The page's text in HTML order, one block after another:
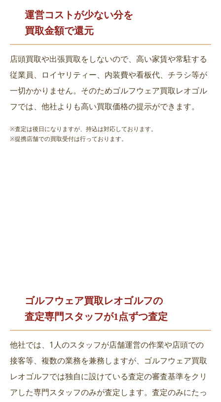
運営コストが少ない分を
買取金額で還元
店頭買取や出張買取をしないので、高い家賃や常駐する
従業員、ロイヤリティー、内装費や看板代、チラシ等が
一切かかりません。そのためゴルフウェア買取レオゴル
フでは、他社よりも高い買取価格の提示ができます。
※査定は後日になりますが、持込は対応しております。
※提携店舗での買取受付は行っております。
ゴルフウェア買取レオゴルフの
査定専門スタッフが1点ずつ査定
他社では、1人のスタッフが店舗運営の作業や店頭での
接客等、複数の業務を兼務しますが、ゴルフウェア買取
レオゴルフでは独自に設けている査定の審査基準をクリ
アした専門スタッフのみが査定します。査定のみにたっ